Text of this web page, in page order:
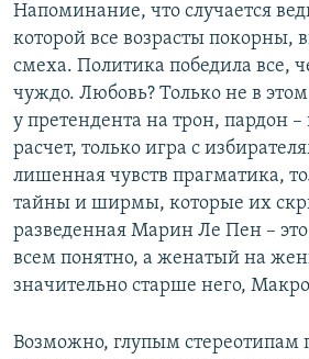
Напоминание, что случается
которой все возрасты покорны,
смеха. Политика победила все,
чуждо. Любовь? Только не в этом
у претендента на трон, пардон –
расчет, только игра с
лишенная чувств прагматика,
тайны и ширмы, которые их
разведенная Марин Ле Пен –
всем понятно, а женатый на
значительно старше него,
Возможно, глупым стереотипам